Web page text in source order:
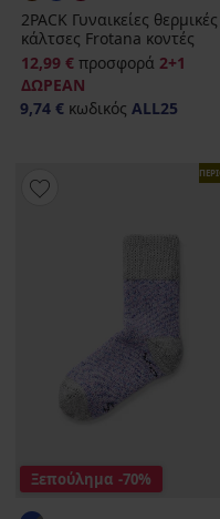
2PACK Γυναικείες θερμικές
κάλτσες Frotana κοντές
12,99 € προσφορά 2+1
ΔΩΡΕΑΝ
9,74 € κωδικός ALL25
Ξεπούλημα -70%